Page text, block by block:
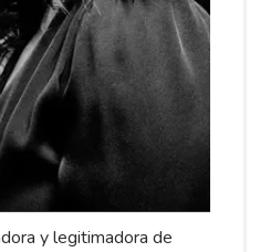
y legitimadora de